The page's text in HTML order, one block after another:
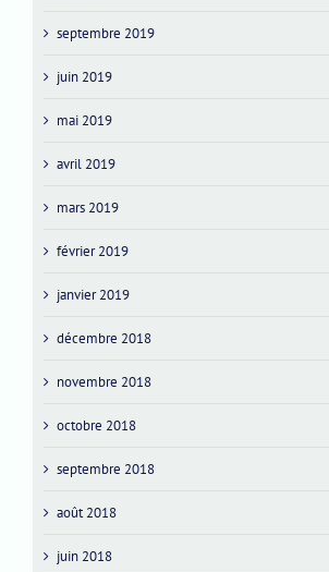
septembre 2019
juin 2019
mai 2019
avril 2019
mars 2019
février 2019
janvier 2019
décembre 2018
novembre 2018
octobre 2018
septembre 2018
août 2018
juin 2018